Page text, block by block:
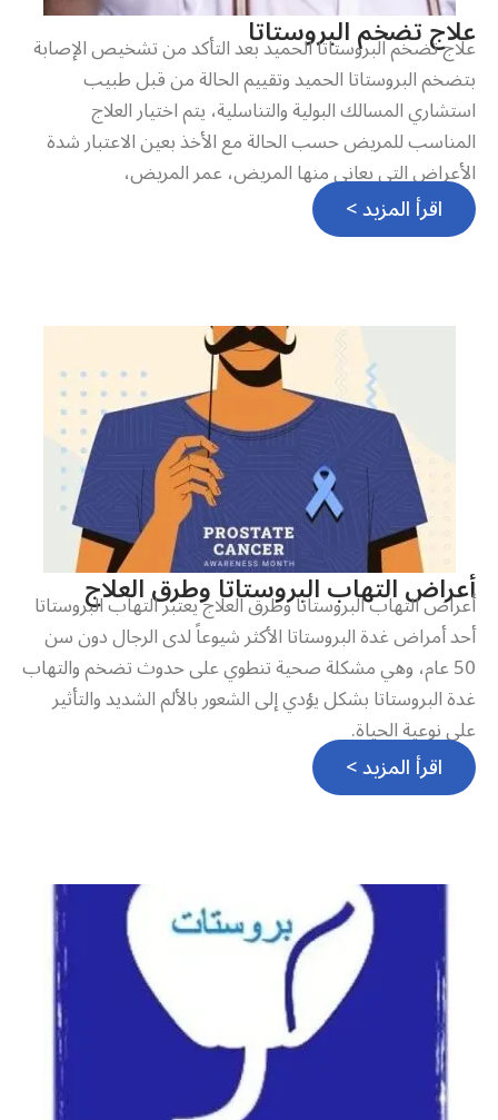
علاج تضخم البروستاتا
علاج تضخم البروستاتا الحميد بعد التأكد من تشخيص الإصابة
بتضخم البروستاتا الحميد وتقييم الحالة من قبل طبيب
استشاري المسالك البولية والتناسلية، يتم اختيار العلاج
المناسب للمريض حسب الحالة مع الأخذ بعين الاعتبار شدة
الأعراض التي يعاني منها المريض، عمر المريض،
اقرأ المزيد >
أعراض التهاب البروستاتا وطرق العلاج
أعراض التهاب البروستاتا وطرق العلاج يعتبر التهاب البروستاتا
أحد أمراض غدة البروستاتا الأكثر شيوعاً لدى الرجال دون سن
50 عام، وهي مشكلة صحية تنطوي على حدوث تضخم والتهاب
غدة البروستاتا بشكل يؤدي إلى الشعور بالألم الشديد والتأثير
على نوعية الحياة.
اقرأ المزيد >